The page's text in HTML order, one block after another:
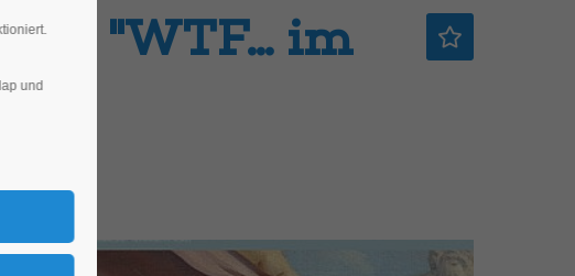
"WTF... im
und